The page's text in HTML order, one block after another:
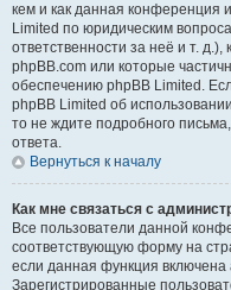
кем и как данная конференция
Limited по юридическим
ответственности за неё и т. д.),
phpBB.com или которые
обеспечению phpBB Limited.
phpBB Limited об
то не ждите подробного
ответа.
Вернуться к началу
Как мне связаться с
Все пользователи данной
соответствующую форму на
если данная функция
Зарегистрированные